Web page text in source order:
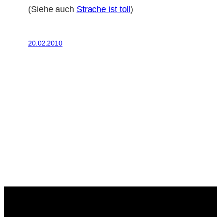
(Siehe auch Strache ist toll)
20.02.2010